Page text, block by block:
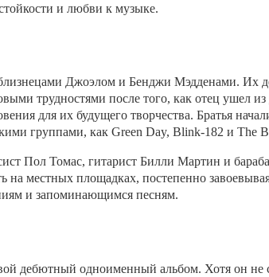
и любви к музыке.
Джоэлом и Бенджи Мэдденами. Их
трудностями после того, как отец ушел
для их будущего творчества. Братья
группами, как Green Day, Blink-182 и The
Пол Томас, гитарист Билли Мартин и
на местных площадках, постепенно
и запоминающимся песням.
дебютный одноименный альбом. Хотя он не